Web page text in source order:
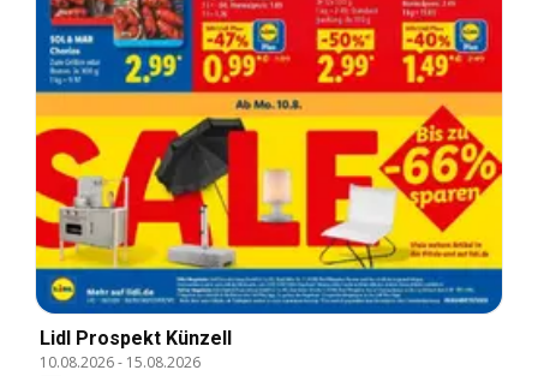
Lidl Prospekt Künzell
10.08.2026- 15.08.2026